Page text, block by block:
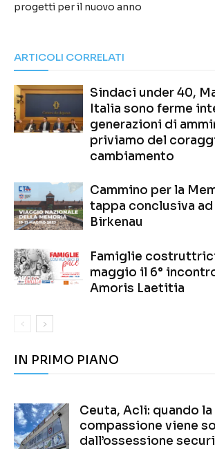
progetti per il nuovo anno
ARTICOLI CORRELATI
Sindaci under 40,
Italia sono ferme
generazioni di
priviamo del
cambiamento
Cammino per la
tappa conclusiva
Birkenau
Famiglie
maggio il 6°
Amoris Laetitia
IN PRIMO PIANO
Ceuta, Acli: quando la
compassione viene
dall’ossessione